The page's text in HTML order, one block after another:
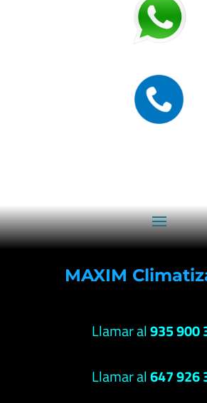
MAXIM
Llamar al935 900
Llamar al647 926